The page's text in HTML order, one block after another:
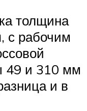
толщина
с рабочим
49 и 310 мм
и в